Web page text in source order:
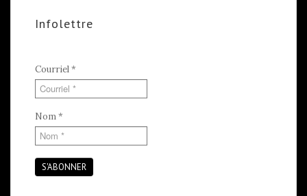
Infolettre
Courriel*
Nom*
S'ABONNER